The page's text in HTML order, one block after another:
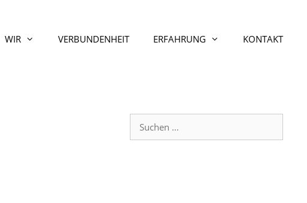
WIR VERBUNDENHEIT ERFAHRUNG KONTAKT
nach: